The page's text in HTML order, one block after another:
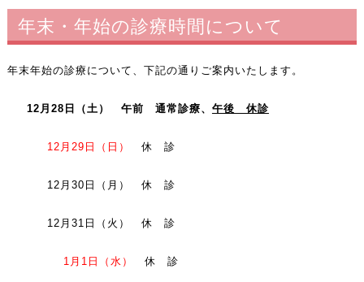
年末・年始の診療時間について
年末年始の診療について、下記の通りご案内いたします。
12月28日（土） 午前 通常診療、 午後 休診
12月29 日（日） 休 診
12月30日（月） 休 診
12月31日（火） 休 診
1月1日（水） 休 診